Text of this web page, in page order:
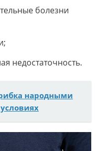
болезни
недостаточность.
народными